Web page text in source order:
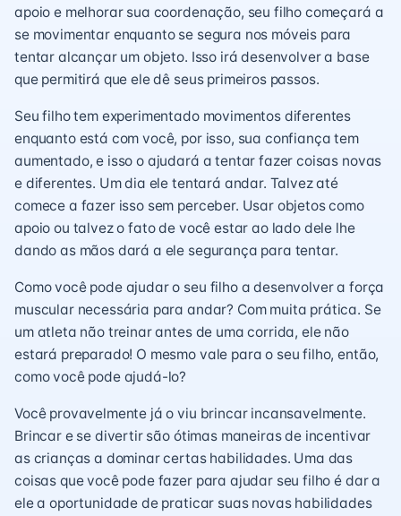
apoio e melhorar sua coordenação, seu filho começará a
se movimentar enquanto se segura nos móveis para
tentar alcançar um objeto. Isso irá desenvolver a base
que permitirá que ele dê seus primeiros passos.
Seu filho tem experimentado movimentos diferentes
enquanto está com você, por isso, sua confiança tem
aumentado, e isso o ajudará a tentar fazer coisas novas
e diferentes. Um dia ele tentará andar. Talvez até
comece a fazer isso sem perceber. Usar objetos como
apoio ou talvez o fato de você estar ao lado dele lhe
dando as mãos dará a ele segurança para tentar.
Como você pode ajudar o seu filho a desenvolver a força
muscular necessária para andar? Com muita prática. Se
um atleta não treinar antes de uma corrida, ele não
estará preparado! O mesmo vale para o seu filho, então,
como você pode ajudá-lo?
Você provavelmente já o viu brincar incansavelmente.
Brincar e se divertir são ótimas maneiras de incentivar
as crianças a dominar certas habilidades. Uma das
coisas que você pode fazer para ajudar seu filho é dar a
ele a oportunidade de praticar suas novas habilidades